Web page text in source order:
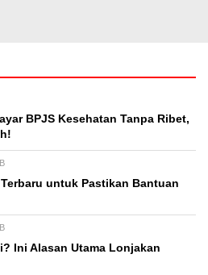
BPJS Kesehatan Tanpa Ribet,
untuk Pastikan Bantuan
Ini Alasan Utama Lonjakan